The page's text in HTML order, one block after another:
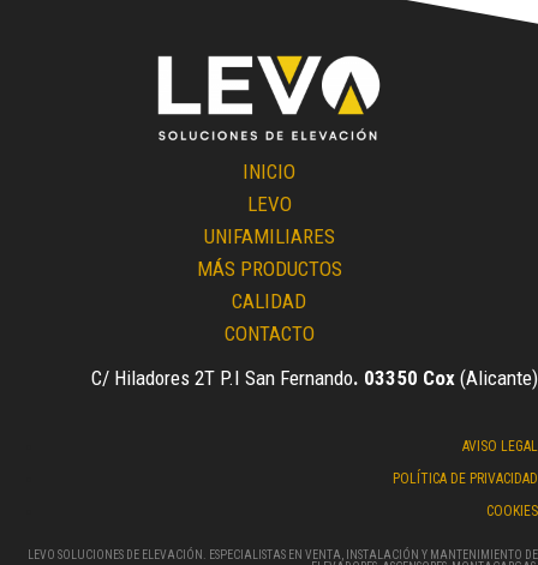
f
a
m
p
INICIO
LEVO
UNIFAMILIARES
MÁS PRODUCTOS
CALIDAD
CONTACTO
C/ Hiladores 2T P.I San Fernando. 03350 Cox (Alicante)
AVISO LEGAL
POLÍTICA DE PRIVACIDAD
COOKIES
LEVO SOLUCIONES DE ELEVACIÓN. ESPECIALISTAS EN VENTA, INSTALACIÓN Y MANTENIMIENTO DE